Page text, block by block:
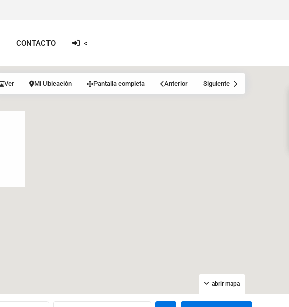
CONTACTO <
abrir mapa
Ver Mi Ubicación Pantalla completa Anterior Siguiente